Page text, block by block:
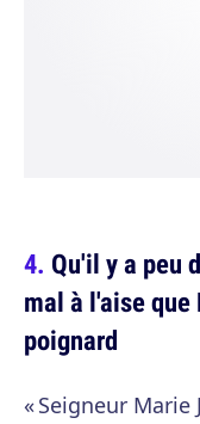
Qu'il y a peu
mal à l'aise
poignard
« Seigneur